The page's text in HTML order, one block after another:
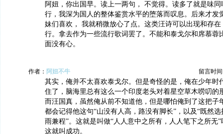
阿妞，你出国早。读上一两句， 不觉得。读多了就是味
行，我深为国人的整体鉴赏水平的堕落而叹息。后来才发
妹们喜欢， 我就稍微放心了点。这类汪诗可以出现和存
行。拿去作为一些流行歌词罢了。不能和泰戈尔和席慕蓉
面没有心。
作者： 阿妞不牛 留言时间
其实，俺并不太喜欢泰戈尔。但是奇怪的是，俺在少年时
住了，脑海里总有这么一个印度老头对着星空草木唠叨的
而汪国真，虽然俺从前不知道他，但是哪怕俺到了这把子
都会记得他这句“山没有人高，路没有脚长”，以及“既然
雨兼程”。这就是叫做“人人意中之所有，人人笔下之所无
这就叫成功。